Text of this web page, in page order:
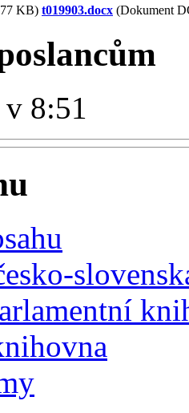
KB) t019903.docx (Dokument
8:51